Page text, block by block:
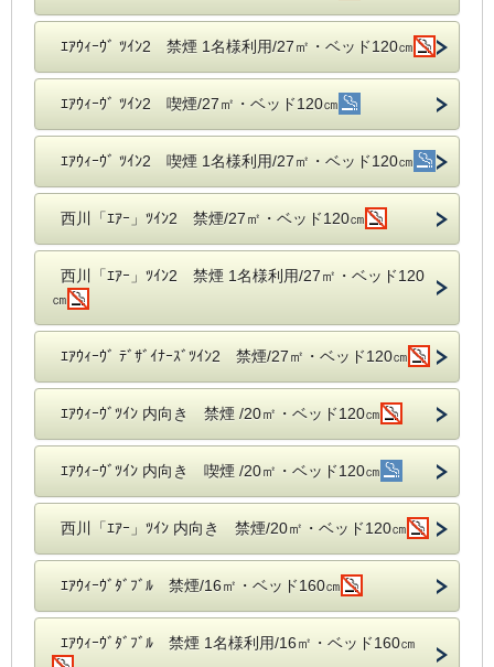
ｴｱｳｨｰｳﾞ ﾂｲﾝ2 禁煙 1名様利用/27㎡・ベッド120㎝
ｴｱｳｨｰｳﾞ ﾂｲﾝ2 喫煙/27㎡・ベッド120㎝
ｴｱｳｨｰｳﾞ ﾂｲﾝ2 喫煙 1名様利用/27㎡・ベッド120㎝
西川「ｴｱｰ」ﾂｲﾝ2 禁煙/27㎡・ベッド120㎝
西川「ｴｱｰ」ﾂｲﾝ2 禁煙 1名様利用/27㎡・ベッド120
㎝
ｴｱｳｨｰｳﾞ ﾃﾞｻﾞｲﾅｰｽﾞﾂｲﾝ2 禁煙/27㎡・ベッド120㎝
ｴｱｳｨｰｳﾞﾂｲﾝ 内向き 禁煙 /20㎡・ベッド120㎝
ｴｱｳｨｰｳﾞﾂｲﾝ 内向き 喫煙 /20㎡・ベッド120㎝
西川「ｴｱｰ」ﾂｲﾝ 内向き 禁煙/20㎡・ベッド120㎝
ｴｱｳｨｰｳﾞﾀﾞﾌﾞﾙ 禁煙/16㎡・ベッド160㎝
ｴｱｳｨｰｳﾞﾀﾞﾌﾞﾙ 禁煙 1名様利用/16㎡・ベッド160㎝